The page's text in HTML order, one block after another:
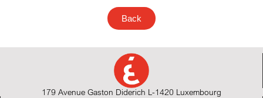
Back
179 Avenue Gaston Diderich L-1420 Luxembourg